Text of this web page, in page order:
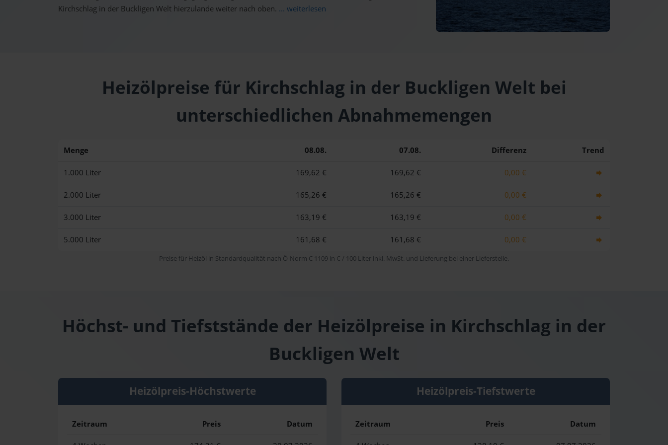
Kirchschlag in der Buckligen Welt hierzulande weiter nach oben. ... weiterlesen
Heizölpreise für Kirchschlag in der Buckligen Welt bei
unterschiedlichen Abnahmemengen
Menge 08.08. 07.08. Differenz Trend
1.000 Liter 169,62 € 169,62 € 0,00 €
2.000 Liter 165,26 € 165,26 € 0,00 €
3.000 Liter 163,19 € 163,19 € 0,00 €
5.000 Liter 161,68 € 161,68 € 0,00 €
Preise für Heizöl in Standardqualität nach Ö-Norm C 1109 in € / 100 Liter inkl. MwSt. und Lieferung bei einer Lieferstelle.
Höchst- und Tiefststände der Heizölpreise in Kirchschlag in der
Buckligen Welt
Heizölpreis-Höchstwerte
Zeitraum Preis Datum
Heizölpreis-Tiefstwerte
Zeitraum Preis Datum